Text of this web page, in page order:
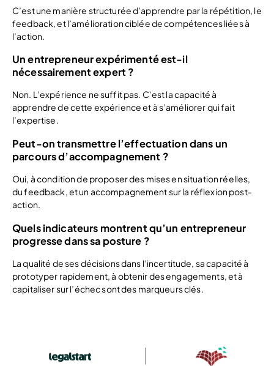
C’est une manière structurée d’apprendre par la répétition, le
feedback, et l’amélioration ciblée de compétences liées à
l’action.
Un entrepreneur expérimenté est-il
nécessairement expert ?
Non. L’expérience ne suffit pas. C’est la capacité à
apprendre de cette expérience et à s’améliorer qui fait
l’expertise.
Peut-on transmettre l’effectuation dans un
parcours d’accompagnement ?
Oui, à condition de proposer des mises en situation réelles,
du feedback, et un accompagnement sur la réflexion post-
action.
Quels indicateurs montrent qu’un entrepreneur
progresse dans sa posture ?
La qualité de ses décisions dans l’incertitude, sa capacité à
prototyper rapidement, à obtenir des engagements, et à
capitaliser sur l’échec sont des marqueurs clés.